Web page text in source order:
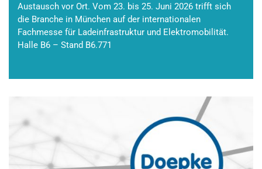
Austausch vor Ort. Vom 23. bis 25. Juni 2026 trifft sich
die Branche in München auf der internationalen
Fachmesse für Ladeinfrastruktur und Elektromobilität.
Halle B6 – Stand B6.771